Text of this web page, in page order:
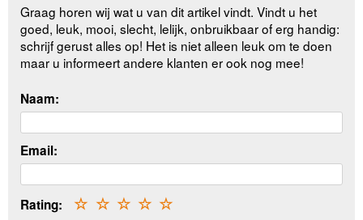
Graag horen wij wat u van dit artikel vindt. Vindt u het
goed, leuk, mooi, slecht, lelijk, onbruikbaar of erg handig:
schrijf gerust alles op! Het is niet alleen leuk om te doen
maar u informeert andere klanten er ook nog mee!
Naam:
Email:
Rating: ☆
☆
☆
☆
☆